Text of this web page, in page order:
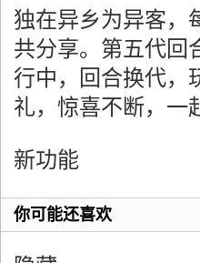
独在异乡为异客，
共分享。第五代回
行中，回合换代，
礼，惊喜不断，一
新功能
你可能还喜欢